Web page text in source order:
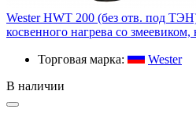
Wester HWT 200 (без отв. под
косвенного нагрева со
Торговая марка:
Wester
В наличии